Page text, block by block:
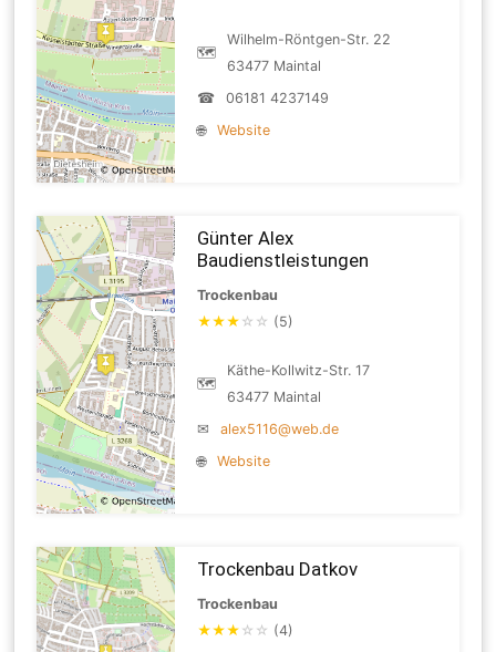
🗺
Wilhelm-Röntgen-Str. 22
63477 Maintal
☎
06181 4237149
🌐
Website
Günter Alex
Baudienstleistungen
Trockenbau
★★★ ☆ ☆ (5)
🗺
Käthe-Kollwitz-Str. 17
63477 Maintal
✉
alex5116@web.de
🌐
Website
Trockenbau Datkov
Trockenbau
★★★ ☆ ☆ (4)